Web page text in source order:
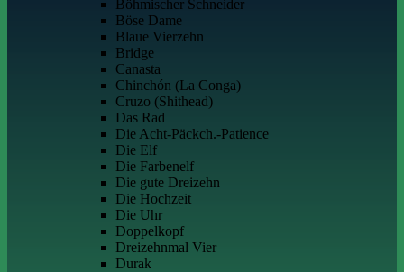
Böhmischer Schneider
Böse Dame
Blaue Vierzehn
Bridge
Canasta
Chinchón (La Conga)
Cruzo (Shithead)
Das Rad
Die Acht-Päckch.-Patience
Die Elf
Die Farbenelf
Die gute Dreizehn
Die Hochzeit
Die Uhr
Doppelkopf
Dreizehnmal Vier
Durak